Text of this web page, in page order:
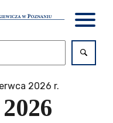
2026 r.